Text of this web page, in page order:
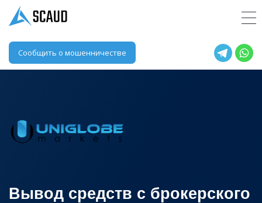
Сообщить о мошенничестве
Вывод средств с брокерского